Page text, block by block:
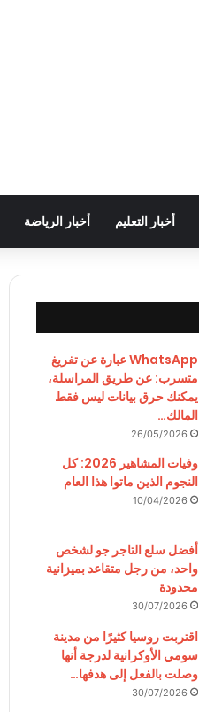
أخبار التعليم أخبار الرياضة
WhatsApp عبارة عن تفريغ
متسرب: عن طريق المراسلة،
يمكنك حرق بيانات ليس فقط
المالك…
26/05/2026
وفيات المشاهير 2026: كل
النجوم الذين ماتوا هذا العام
10/04/2026
أفضل سلع التاجر جو لشخص
واحد، من رجل متقاعد بميزانية
محدودة
30/07/2026
اقتربت روسيا كثيرًا من مدينة
سومي الأوكرانية لدرجة أنها
وصلت بالفعل إلى هدفها…
30/07/2026